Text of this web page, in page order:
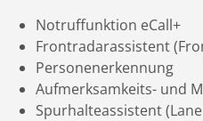
Notruffunktion eCall+
Frontradarassistent
Personenerkennung
Aufmerksamkeits- und
Spurhalteassistent